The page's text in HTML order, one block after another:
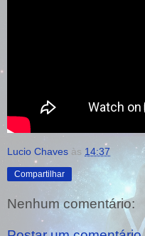
Lucio Chaves às 14:37
Compartilhar
Nenhum comentário: